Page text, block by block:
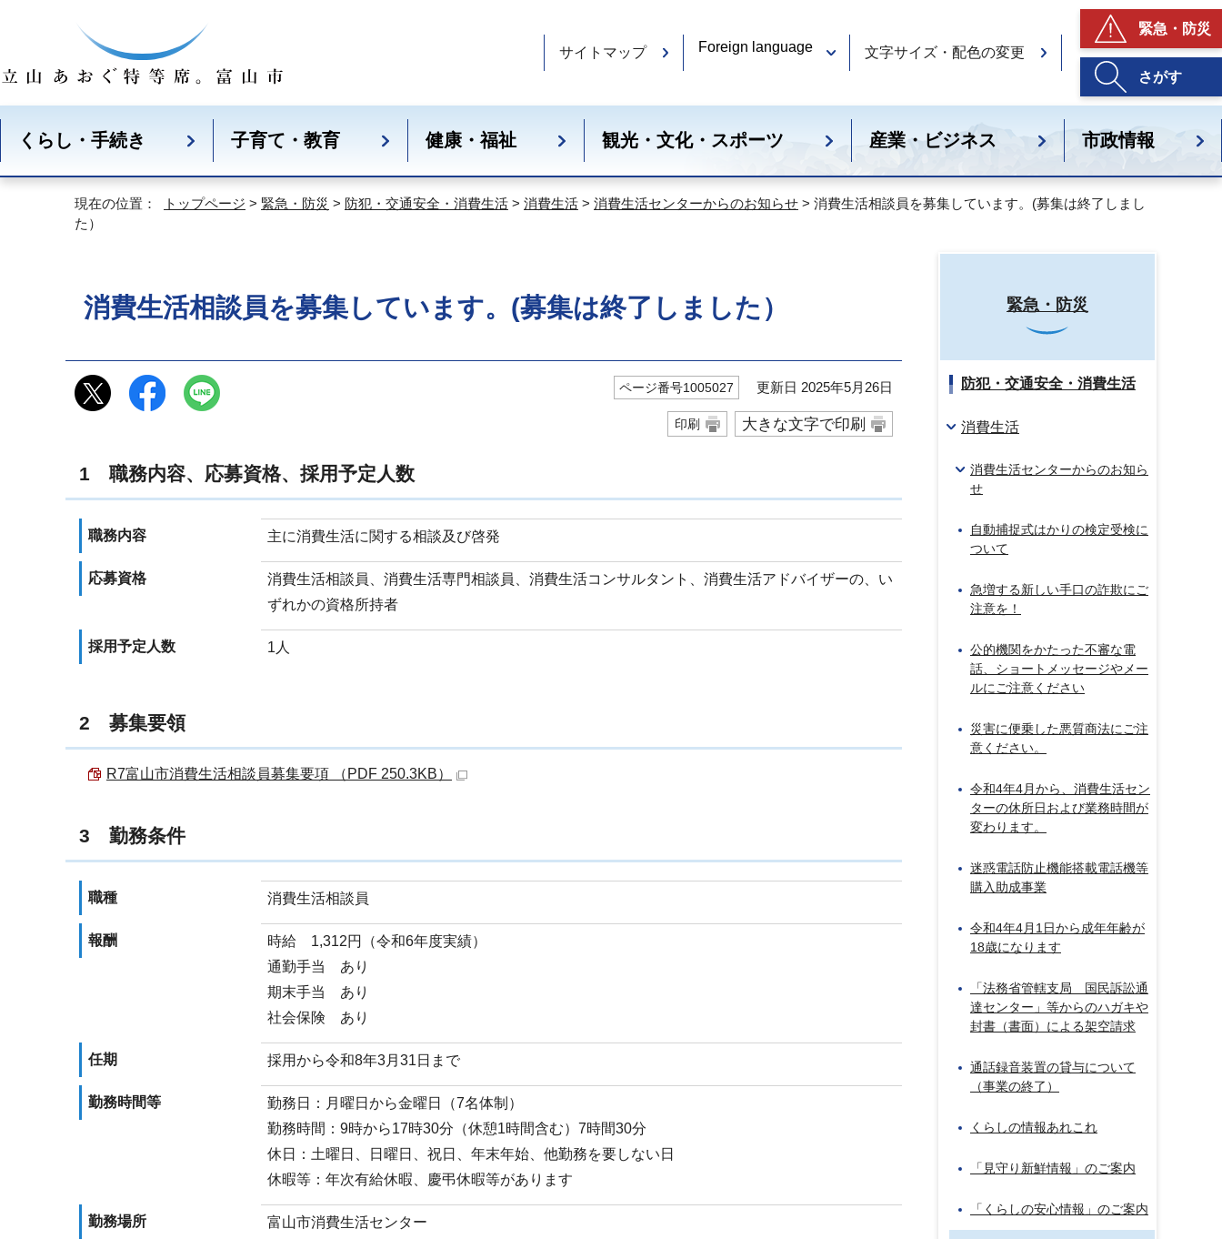
サイトマップ Foreign language 文字サイズ・配色の変更
緊急・防災
さがす
くらし・手続き 子育て・教育 健康・福祉 観光・文化・スポーツ 産業・ビジネス 市政情報
現在の位置： トップページ > 緊急・防災 > 防犯・交通安全・消費生活 > 消費生活 > 消費生活センターからのお知らせ > 消費生活相談員を募集しています。(募集は終了しまし
た）
消費生活相談員を募集しています。(募集は終了しました）
ページ番号1005027 更新日 2025年5月26日
印刷 大きな文字で印刷
1 職務内容、応募資格、採用予定人数
職務内容 主に消費生活に関する相談及び啓発
応募資格
消費生活相談員、消費生活専門相談員、消費生活コンサルタント、消費生活アドバイザーの、い
ずれかの資格所持者
採用予定人数 1人
2 募集要領
R7富山市消費生活相談員募集要項 （PDF 250.3KB）
3 勤務条件
職種 消費生活相談員
報酬
時給 1,312円（令和6年度実績）
通勤手当 あり
期末手当 あり
社会保険 あり
任期 採用から令和8年3月31日まで
勤務時間等
勤務日：月曜日から金曜日（7名体制）
勤務時間：9時から17時30分（休憩1時間含む）7時間30分
休日：土曜日、日曜日、祝日、年末年始、他勤務を要しない日
休暇等：年次有給休暇、慶弔休暇等があります
勤務場所
富山市消費生活センター
緊急・防災
防犯・交通安全・消費生活
消費生活
消費生活センターからのお知ら
せ
自動捕捉式はかりの検定受検に
ついて
急増する新しい手口の詐欺にご
注意を！
公的機関をかたった不審な電
話、ショートメッセージやメー
ルにご注意ください
災害に便乗した悪質商法にご注
意ください。
令和4年4月から、消費生活セン
ターの休所日および業務時間が
変わります。
迷惑電話防止機能搭載電話機等
購入助成事業
令和4年4月1日から成年年齢が
18歳になります
「法務省管轄支局 国民訴訟通
達センター」等からのハガキや
封書（書面）による架空請求
通話録音装置の貸与について
（事業の終了）
くらしの情報あれこれ
「見守り新鮮情報」のご案内
「くらしの安心情報」のご案内